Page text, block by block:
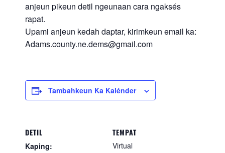
anjeun pikeun detil ngeunaan cara ngaksés
rapat.
Upami anjeun kedah daptar, kirimkeun email ka:
Adams.county.ne.dems@gmail.com
Tambahkeun Ka Kalénder
DETIL
Kaping:
TEMPAT
Virtual